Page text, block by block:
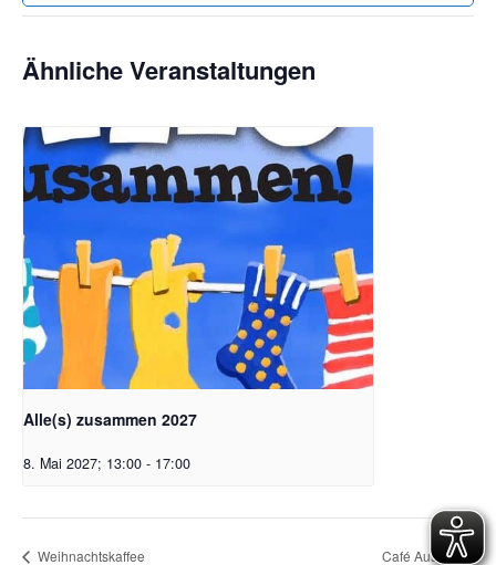
Ähnliche Veranstaltungen
Alle(s) zusammen 2027
8. Mai 2027; 13:00 - 17:00
Weihnachtskaffee Café Auszeit